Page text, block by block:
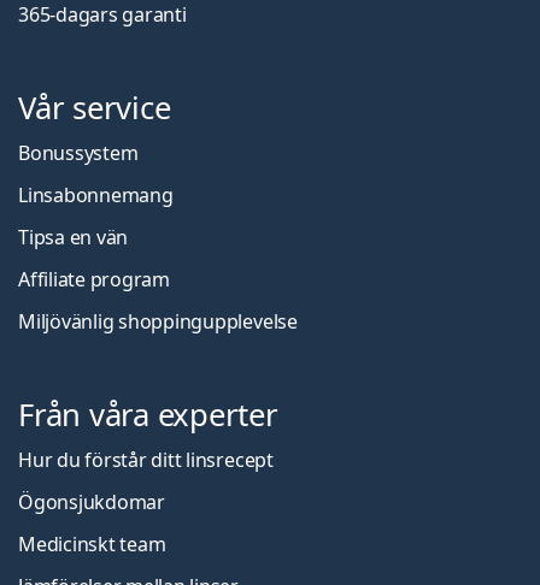
365-dagars garanti
Vår service
Bonussystem
Linsabonnemang
Tipsa en vän
Affiliate program
Miljövänlig shoppingupplevelse
Från våra experter
Hur du förstår ditt linsrecept
Ögonsjukdomar
Medicinskt team